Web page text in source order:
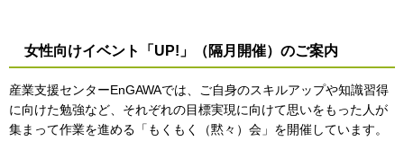
女性向けイベント「UP!」（隔月開催）のご案内
産業支援センターEnGAWAでは、ご自身のスキルアップや知識習得
に向けた勉強など、それぞれの目標実現に向けて思いをもった人が
集まって作業を進める「もくもく（黙々）会」を開催しています。